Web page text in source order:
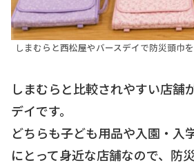
しまむらと西松屋やバースデイで防災頭巾
しまむらと比較されやすい店舗
デイです。
どちらも子ども用品や入園・入
にとって身近な店舗なので、防